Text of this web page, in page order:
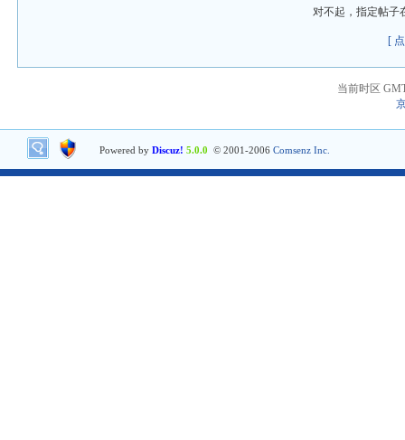
对不起，指定帖子
[
当前时区
Powered by Discuz! 5.0.0 © 2001-2006 Comsenz Inc.